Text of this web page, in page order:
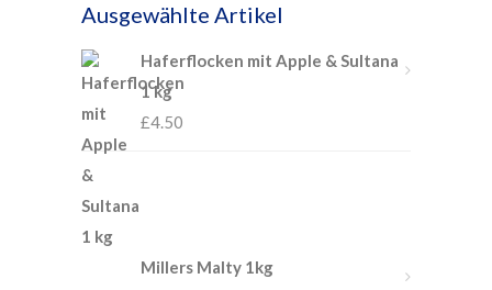
Ausgewählte Artikel
Haferflocken mit Apple & Sultana
1 kg
£4.50
Millers Malty 1kg